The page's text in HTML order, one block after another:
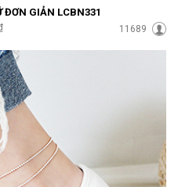
ĐƠN GIẢN LCBN331
11689